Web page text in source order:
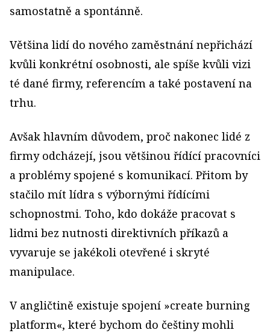
samostatně a spontánně.
Většina lidí do nového zaměstnání nepřichází
kvůli konkrétní osobnosti, ale spíše kvůli vizi
té dané firmy, referencím a také postavení na
trhu.
Avšak hlavním důvodem, proč nakonec lidé z
firmy odcházejí, jsou většinou řídící pracovníci
a problémy spojené s komunikací. Přitom by
stačilo mít lídra s výbornými řídícími
schopnostmi. Toho, kdo dokáže pracovat s
lidmi bez nutnosti direktivních příkazů a
vyvaruje se jakékoli otevřené i skryté
manipulace.
V angličtině existuje spojení »create burning
platform«, které bychom do češtiny mohli